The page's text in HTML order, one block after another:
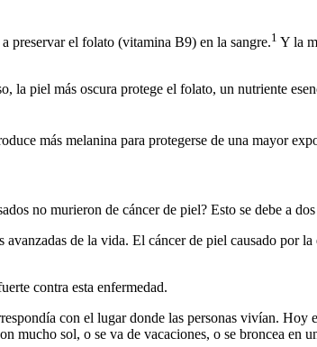
preservar el folato (vitamina B9) en la sangre.1 Y la
piel más oscura protege el folato, un nutriente
más melanina para protegerse de una mayor
no murieron de cáncer de piel? Esto se debe a dos
de la vida. El cáncer de piel causado por
contra esta enfermedad.
con el lugar donde las personas vivían. Hoy
mucho sol, o se va de vacaciones, o se broncea en